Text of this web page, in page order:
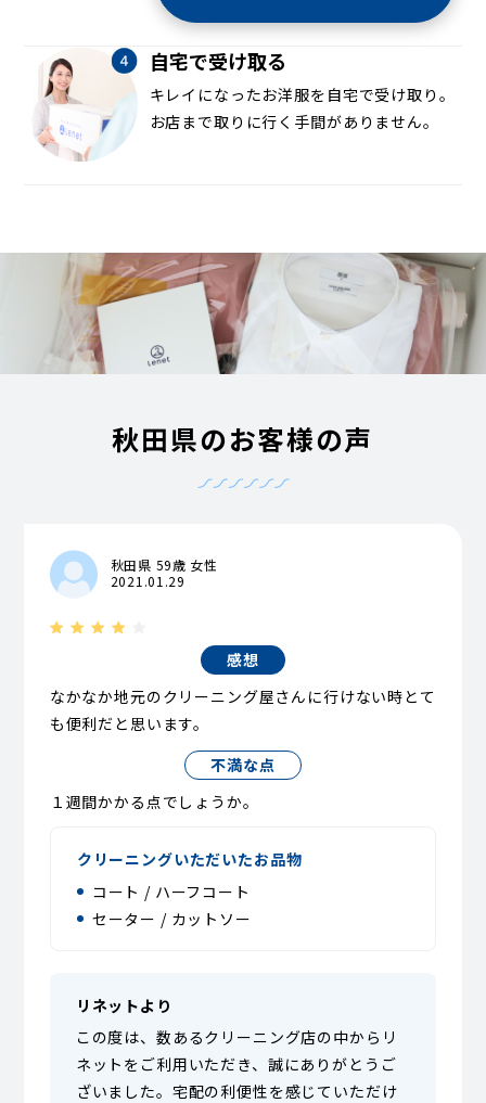
自宅で受け取る
キレイになったお洋服を自宅で受け取り。
お店まで取りに行く手間がありません。
秋田県のお客様の声
秋田県 59歳 女性
2021.01.29
感想
なかなか地元のクリーニング屋さんに行けない時とて
も便利だと思います。
不満な点
１週間かかる点でしょうか。
クリーニングいただいたお品物
コート / ハーフコート
セーター / カットソー
リネットより
この度は、数あるクリーニング店の中からリ
ネットをご利用いただき、誠にありがとうご
ざいました。宅配の利便性を感じていただけ